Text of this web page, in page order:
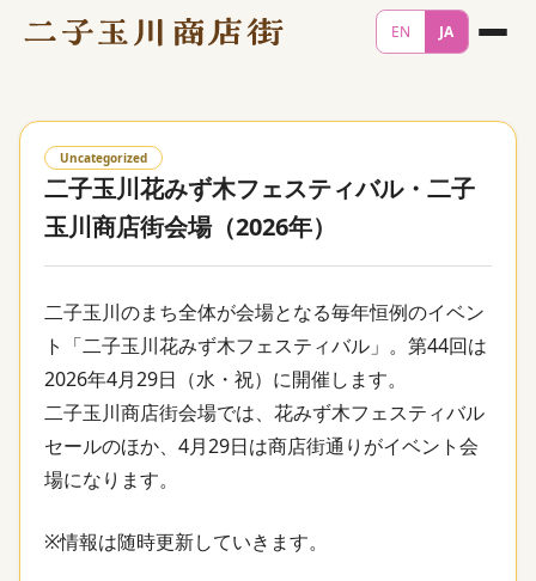
EN JA
Uncategorized
二子玉川花みず木フェスティバル・二子
玉川商店街会場（2026年）
二子玉川のまち全体が会場となる毎年恒例のイベン
ト「二子玉川花みず木フェスティバル」。第44回は
2026年4月29日（水・祝）に開催します。
二子玉川商店街会場では、花みず木フェスティバル
セールのほか、4月29日は商店街通りがイベント会
場になります。
※情報は随時更新していきます。